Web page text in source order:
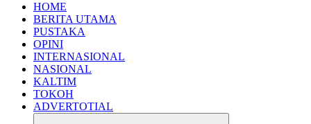
HOME
BERITA UTAMA
PUSTAKA
OPINI
INTERNASIONAL
NASIONAL
KALTIM
TOKOH
ADVERTOTIAL